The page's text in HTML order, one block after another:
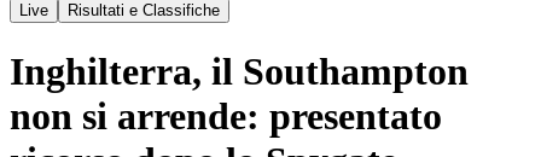
Live
Risultati e Classifiche
Inghilterra, il Southampton
non si arrende: presentato